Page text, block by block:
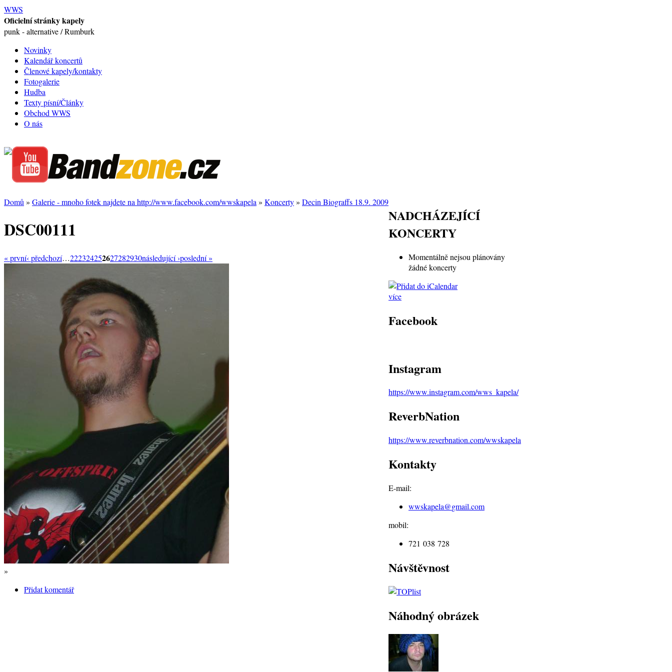
WWS
Oficielní stránky kapely
punk - alternative / Rumburk
Novinky
Kalendář koncertů
Členové kapely/kontakty
Fotogalerie
Hudba
Texty písní/Články
Obchod WWS
O nás
Domů » Galerie - mnoho fotek najdete na http://www.facebook.com/wwskapela » Koncerty» Decin Biograffs 18.9. 2009
DSC00111
« první‹ předchozí…222324252627282930následující ›poslední »
»
Přidat komentář
NADCHÁZEJÍCÍ
KONCERTY
Momentálně nejsou plánovány
žádné koncerty
více
Facebook
Instagram
https://www.instagram.com/wws_kapela/
ReverbNation
https://www.reverbnation.com/wwskapela
Kontakty
E-mail:
wwskapela@gmail.com
mobil:
721 038 728
Návštěvnost
Náhodný obrázek